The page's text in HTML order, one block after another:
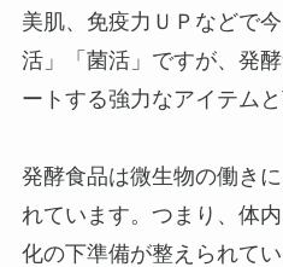
美肌、免疫力ＵＰなどで
活」「菌活」ですが、発
ートする強力なアイテムと
発酵食品は微生物の働き
れています。つまり、体
化の下準備が整えられて